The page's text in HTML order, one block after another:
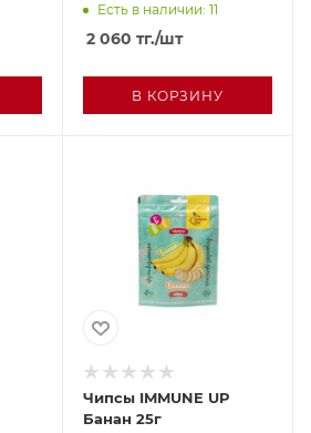
Есть в наличии: 11
2 060 тг./шт
В КОРЗИНУ
Чипсы IMMUNE UP
Банан 25г